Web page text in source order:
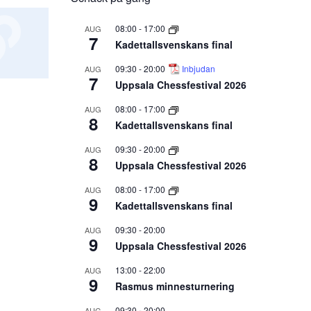
AUG
7
08:00 - 17:00
Kadettallsvenskans final
AUG
7
09:30 -20:00 Inbjudan
Uppsala Chessfestival 2026
AUG
8
08:00 - 17:00
Kadettallsvenskans final
AUG
8
09:30 -20:00
Uppsala Chessfestival 2026
AUG
9
08:00 - 17:00
Kadettallsvenskans final
AUG
9
09:30 -20:00
Uppsala Chessfestival 2026
AUG
9
13:00 -22:00
Rasmus minnesturnering